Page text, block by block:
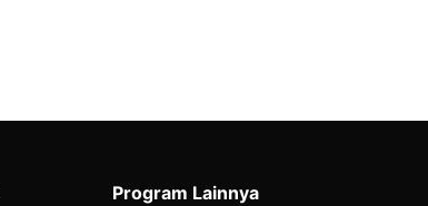
Program Lainnya